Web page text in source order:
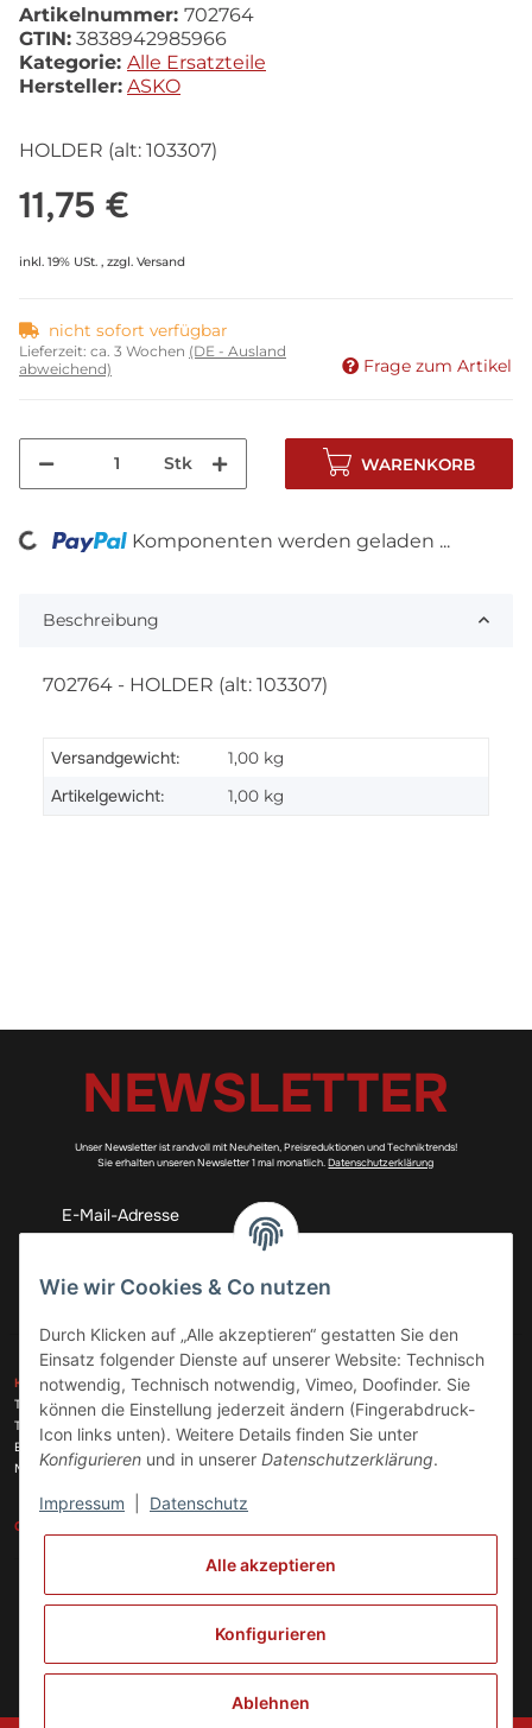
Artikelnummer: 702764
GTIN: 3838942985966
Kategorie: Alle Ersatzteile
Hersteller: ASKO
HOLDER (alt: 103307)
11,75 €
inkl. 19% USt. , zzgl. Versand
nicht sofort verfügbar
Lieferzeit: ca. 3 Wochen (DE - Ausland
abweichend)
Frage zum Artikel
Stk WARENKORB
Komponenten werden geladen ...
Beschreibung
702764 - HOLDER (alt: 103307)
Versandgewicht: 1,00 kg
Artikelgewicht: 1,00 kg
NEWSLETTER
Unser Newsletter ist randvoll mit Neuheiten, Preisreduktionen und Techniktrends!
Sie erhalten unseren Newsletter 1 mal monatlich.Datenschutzerklärung
Abonnieren
KONTAKT
Telefon:+49 (0)6074 816 08 0
Telefax:
+49 (0)6074 215 08 60
E-Mail:
info@meinhausgeraetedoc.de
Max Planck Str. 6 c, 63322 Rödermark
GESETZLICHE INFORMATIONEN
ZAHLUNGSARTEN
VERSANDARTEN
Vertrag widerrufen
Wie wir Cookies & Co nutzen
Durch Klicken auf „Alle akzeptieren“ gestatten Sie den
Einsatz folgender Dienste auf unserer Website: Technisch
notwendig, Technisch notwendig, Vimeo, Doofinder. Sie
können die Einstellung jederzeit ändern (Fingerabdruck-
Icon links unten). Weitere Details finden Sie unter
Konfigurieren und in unserer Datenschutzerklärung.
Impressum Datenschutz
Alle akzeptieren
Konfigurieren
Ablehnen